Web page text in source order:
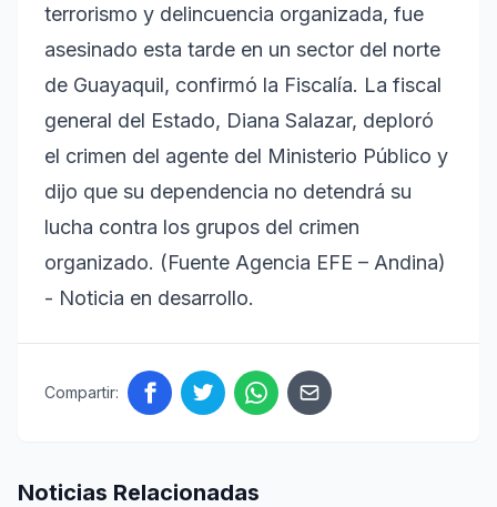
terrorismo y delincuencia organizada, fue
asesinado esta tarde en un sector del norte
de Guayaquil, confirmó la Fiscalía. La fiscal
general del Estado, Diana Salazar, deploró
el crimen del agente del Ministerio Público y
dijo que su dependencia no detendrá su
lucha contra los grupos del crimen
organizado. (Fuente Agencia EFE – Andina)
- Noticia en desarrollo.
Compartir:
Noticias Relacionadas